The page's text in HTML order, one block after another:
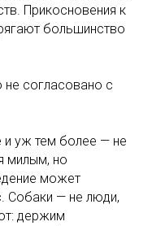
Прикосновения к
большинство
не согласовано с
и уж тем более — не
милым, но
может
Собаки — не люди,
держим